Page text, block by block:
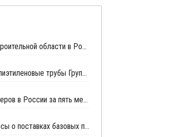
Импортозамещение строительной области в России превышает 98%
"Росатом" включил полиэтиленовые трубы Группы ПОЛИПЛАСТИК в Реестр инноваций
Выпуск базовых полимеров в России за пять месяцев вырос на 3,8%
СИБУР получает запросы о поставках базовых полимеров на принципиально новые рынки